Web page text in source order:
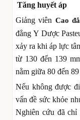
Tăng huyết áp
Giảng viên Cao
đẳng Y Dược
xảy ra khi áp lực
từ 130 đến 139
nằm giữa 80 đến
Nếu không được
vấn đề sức khỏe
Nghiên cứu đã chỉ